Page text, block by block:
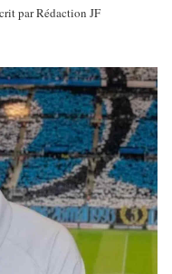
par Rédaction JF